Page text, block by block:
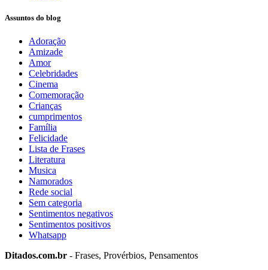
Assuntos do blog
Adoração
Amizade
Amor
Celebridades
Cinema
Comemoração
Crianças
cumprimentos
Família
Felicidade
Lista de Frases
Literatura
Musica
Namorados
Rede social
Sem categoria
Sentimentos negativos
Sentimentos positivos
Whatsapp
Ditados.com.br - Frases, Provérbios, Pensamentos